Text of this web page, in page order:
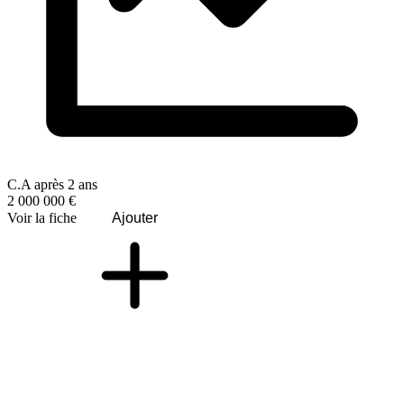
C.A après 2 ans
2 000 000 €
Voir la fiche
Ajouter